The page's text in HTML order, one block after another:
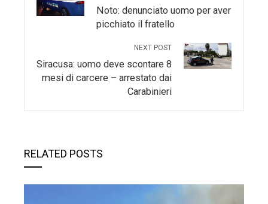
Noto: denunciato uomo per aver
picchiato il fratello
NEXT POST
Siracusa: uomo deve scontare 8
mesi di carcere – arrestato dai
Carabinieri
RELATED POSTS